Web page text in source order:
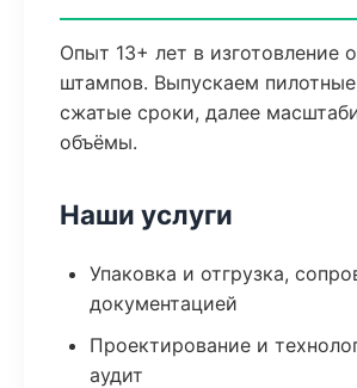
Опыт 13+ лет в изготовление
штампов. Выпускаем
сжатые сроки, далее
объёмы.
Наши услуги
Упаковка и отгрузка,
документацией
Проектирование и
аудит